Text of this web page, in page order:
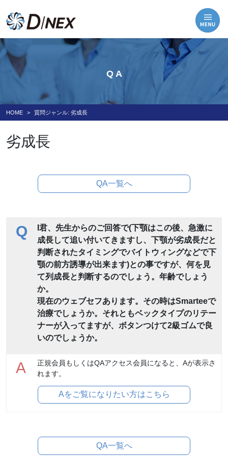
Q A
HOME 質問ジャンル: 劣成長
劣成長
QA一覧へ
Q
I君、先生からのご回答で(下顎はこの後、急激に
成長して追い付いてきますし、下顎が劣成長だと
判断されたタイミングでバイトウィングなどで下
顎の前方誘導が出来ます)との事ですが、何を見
て列成長と判断するのでしょう。年齢でしょう
か。
現在のウェブセフあります。その時はSmarteeで
治療でしょうか。それともベックタイプのリテー
ナーが入ってますが、ボタンつけて2級ゴムで良
いのでしょうか。
A
正規会員もしくはQAアクセス会員になると、Aが表示さ
れます。
Aをご覧になりたい方はこちら
QA一覧へ